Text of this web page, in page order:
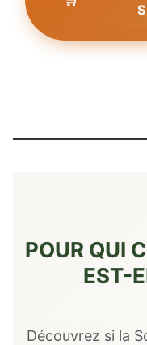
POUR QUI
EST-
Découvrez si la